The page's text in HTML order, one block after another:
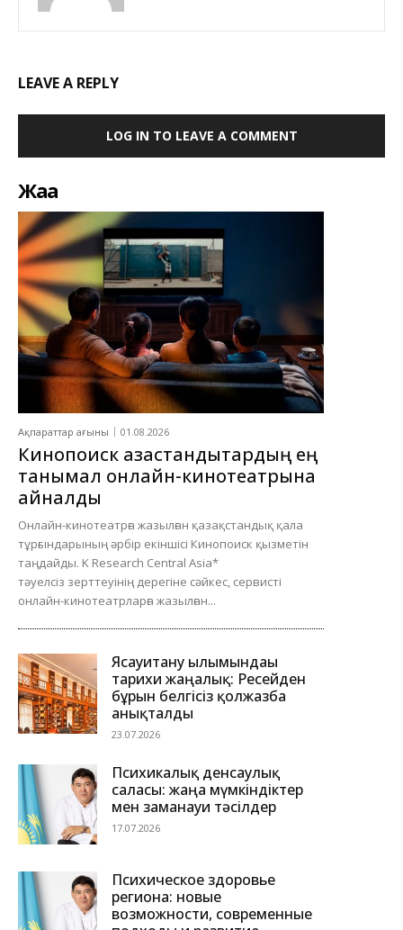
LEAVE A REPLY
LOG IN TO LEAVE A COMMENT
Жаңа
Ақпараттар ағыны 01.08.2026
Кинопоиск қазақстандықтардың ең
танымал онлайн-кинотеатрына
айналды
Онлайн-кинотеатрға жазылған қазақстандық қала
тұрғындарының әрбір екіншісі Кинопоиск қызметін
таңдайды. K Research Central Asia*
тәуелсіз зерттеуінің дерегіне сәйкес, сервисті
онлайн-кинотеатрларға жазылған...
Ясауитану ғылымындағы
тарихи жаңалық: Ресейден
бұрын белгісіз қолжазба
анықталды
23.07.2026
Психикалық денсаулық
саласы: жаңа мүмкіндіктер
мен заманауи тәсілдер
17.07.2026
Психическое здоровье
региона: новые
возможности, современные